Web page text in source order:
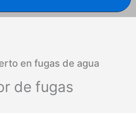
en fugas de agua
de fugas